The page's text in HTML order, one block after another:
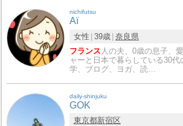
nichifutsu
Aï
女性 39歳 奈良県
フランス 人の夫、0歳の息子、
ャーと日本で暮らしている30
学、ブログ、ヨガ、読…
daily-shinjuku
GOK
東京都新宿区